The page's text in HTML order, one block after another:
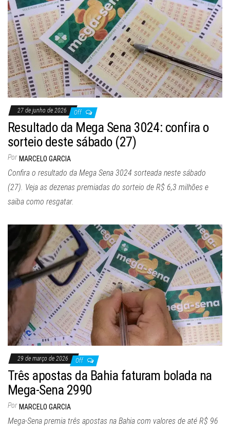
27 de junho de 2026 Off
Resultado da Mega Sena 3024: confira o
sorteio deste sábado (27)
Por MARCELO GARCIA
Confira o resultado da Mega Sena 3024 sorteada neste sábado
(27). Veja as dezenas premiadas do sorteio de R$ 6,3 milhões e
saiba como resgatar.
29 de março de 2026 Off
Três apostas da Bahia faturam bolada na
Mega-Sena 2990
Por MARCELO GARCIA
Mega-Sena premia três apostas na Bahia com valores de até R$ 96